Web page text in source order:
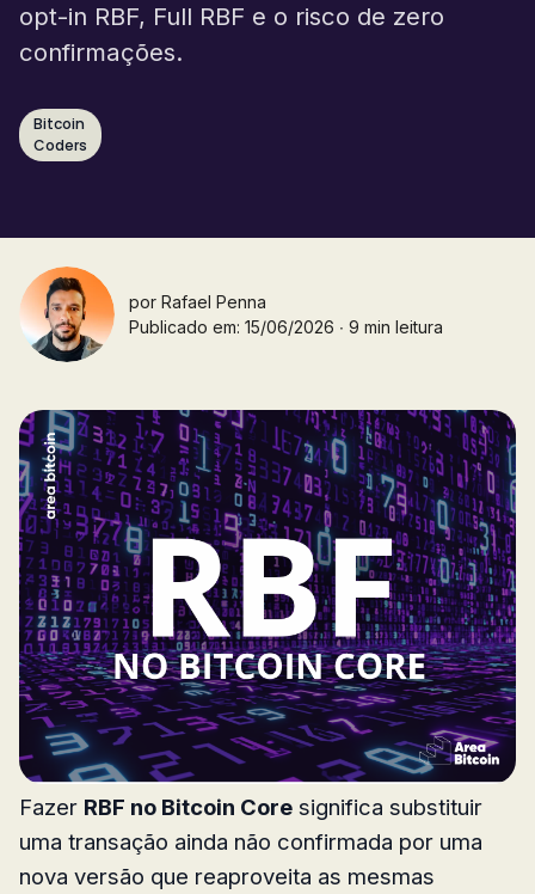
opt-in RBF, Full RBF e o risco de zero
confirmações.
Bitcoin
Coders
por Rafael Penna
Publicado em: 15/06/2026 ∙ 9 min leitura
Fazer RBF no Bitcoin Core significa substituir
uma transação ainda não confirmada por uma
nova versão que reaproveita as mesmas